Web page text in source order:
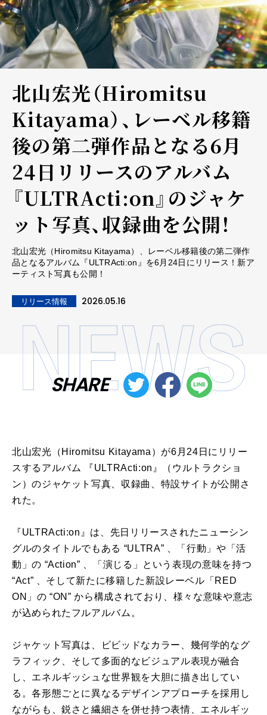
北山宏光（Hiromitsu
Kitayama）、レーベル移籍
後の第二弾作品となる6月
24日リリースのアルバム
『ULTRActi:on』のジャケ
ット写真、収録曲を公開！
北山宏光（Hiromitsu Kitayama）、レーベル移籍後の第二弾作
品となるアルバム『ULTRActi:on』を6月24日にリリース！新ア
ーティスト写真も公開！
リリース情報 2026.05.16
SHARE
北山宏光（Hiromitsu Kitayama）が6月24日にリリー
スするアルバム 『ULTRActi:on』（ウルトラクショ
ン）のジャケット写真、収録曲、特設サイトが公開さ
れた。
『ULTRActi:on』は、先日リリースされたニューシン
グルのタイトルでもある “ULTRA” 、「行動」や「活
動」の “Action” 、「演じる」という表現の意味を持つ
“Act” 、そして新たに移籍した新設レーベル「RED
ON」の “ON” から構成されており、様々な意味や意志
が込められたフルアルバム。
ジャケット写真は、ビビッドなカラー、幾何学的なグ
ラフィック、そして多面的なビジュアル表現が融合
し、エネルギッシュな世界観を大胆に描き出してい
る。各形態ごとに異なるデザインアプローチを採用し
ながらも、鋭さと繊細さを併せ持つ表情、エネルギッ